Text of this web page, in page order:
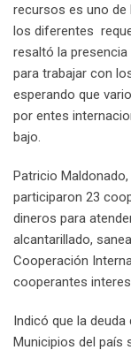
recursos es uno
los diferentes
resaltó la
para trabajar con
esperando que
por entes
bajo.
Patricio
participaron 23
dineros para
alcantarillado,
Cooperación
cooperantes
Indicó que la
Municipios del país